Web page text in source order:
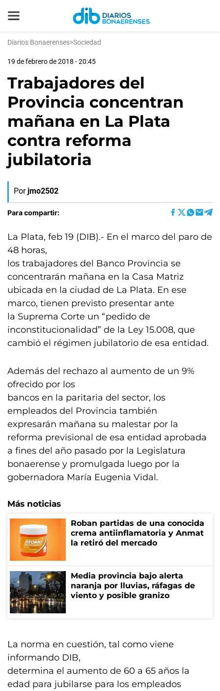
Diarios Bonaerenses>Sociedad
19 de febrero de 2018 - 20:45
Trabajadores del
Provincia concentran
mañana en La Plata
contra reforma
jubilatoria
Por jmo2502
Para compartir:
La Plata, feb 19 (DIB).- En el marco del paro de
48 horas,
los trabajadores del Banco Provincia se
concentrarán mañana en la Casa Matriz
ubicada en la ciudad de La Plata. En ese
marco, tienen previsto presentar ante
la Suprema Corte un “pedido de
inconstitucionalidad” de la Ley 15.008, que
cambió el régimen jubilatorio de esa entidad.
Además del rechazo al aumento de un 9%
ofrecido por los
bancos en la paritaria del sector, los
empleados del Provincia también
expresarán mañana su malestar por la
reforma previsional de esa entidad aprobada
a fines del año pasado por la Legislatura
bonaerense y promulgada luego por la
gobernadora María Eugenia Vidal.
Más noticias
Roban partidas de una conocida
crema antiinflamatoria y Anmat
la retiró del mercado
Media provincia bajo alerta
naranja por lluvias, ráfagas de
viento y posible granizo
La norma en cuestión, tal como viene
informando DIB,
determina el aumento de 60 a 65 años la
edad para jubilarse para los empleados